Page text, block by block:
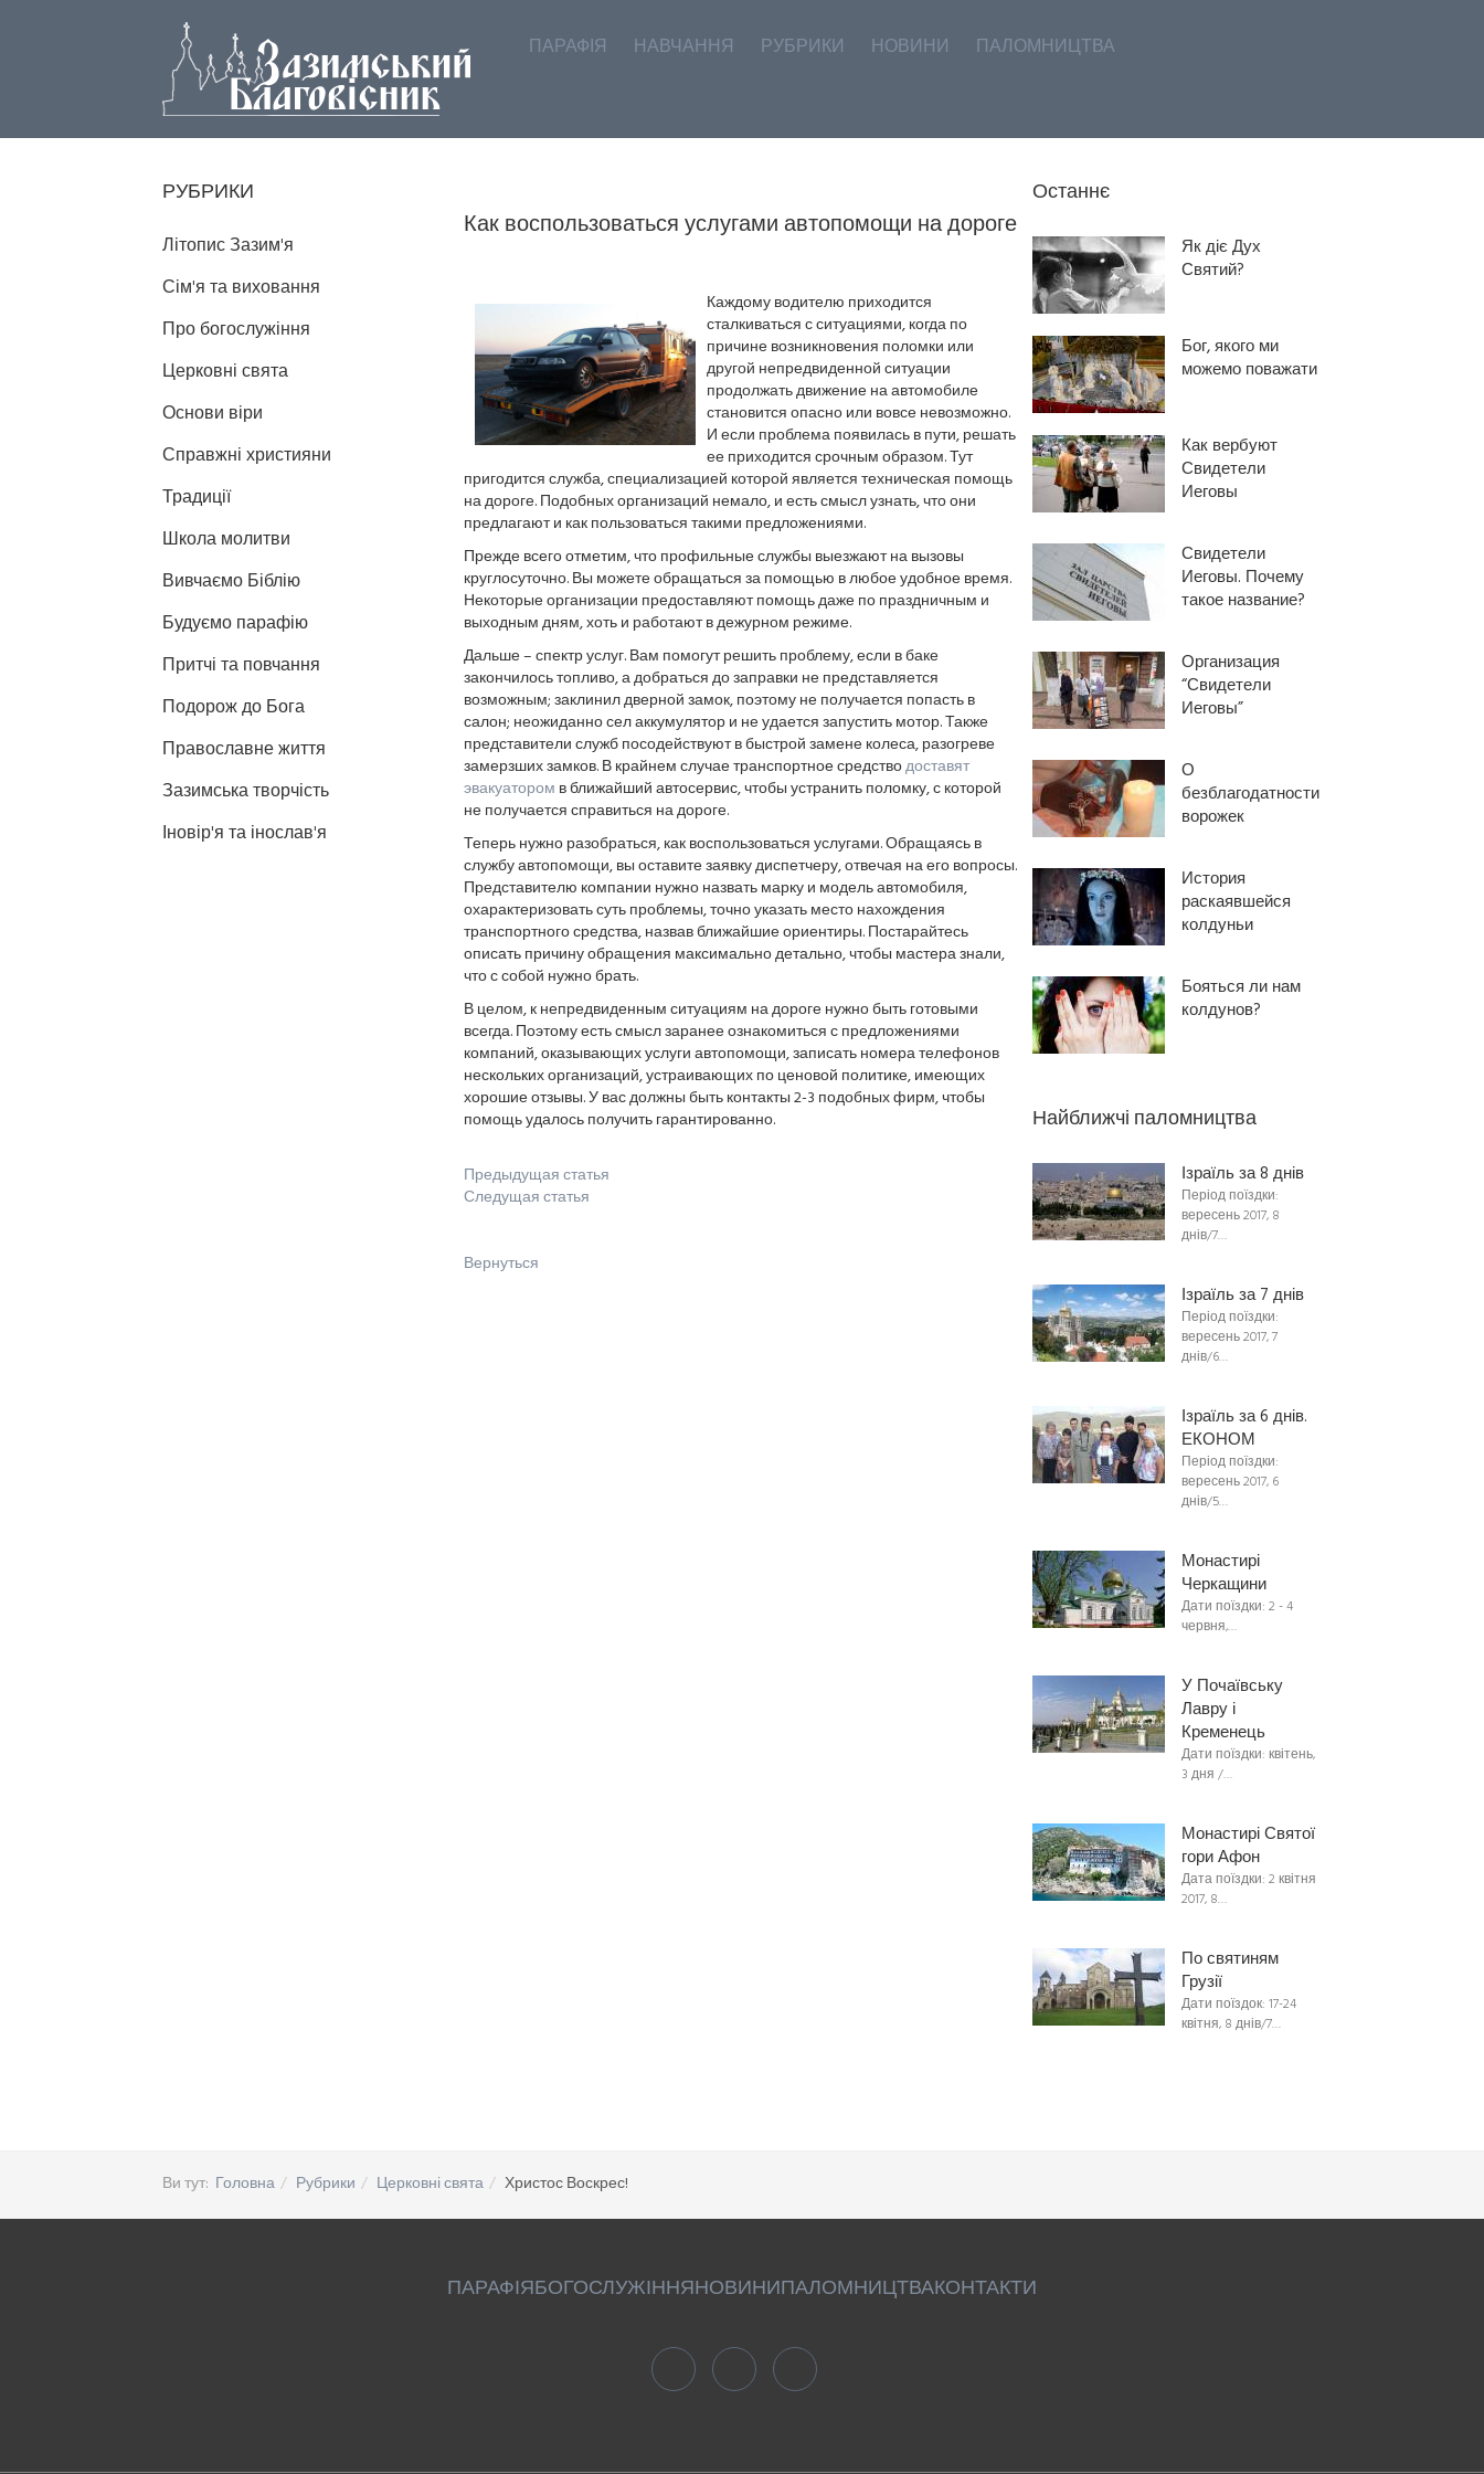
ПАРАФІЯ НАВЧАННЯ РУБРИКИ НОВИНИ ПАЛОМНИЦТВА
Как воспользоваться услугами автопомощи на дороге
Каждому водителю приходится
сталкиваться с ситуациями, когда по
причине возникновения поломки или
другой непредвиденной ситуации
продолжать движение на автомобиле
становится опасно или вовсе невозможно.
И если проблема появилась в пути, решать
ее приходится срочным образом. Тут
пригодится служба, специализацией которой является техническая помощь
на дороге. Подобных организаций немало, и есть смысл узнать, что они
предлагают и как пользоваться такими предложениями.
Прежде всего отметим, что профильные службы выезжают на вызовы
круглосуточно. Вы можете обращаться за помощью в любое удобное время.
Некоторые организации предоставляют помощь даже по праздничным и
выходным дням, хоть и работают в дежурном режиме.
Дальше – спектр услуг. Вам помогут решить проблему, если в баке
закончилось топливо, а добраться до заправки не представляется
возможным; заклинил дверной замок, поэтому не получается попасть в
салон; неожиданно сел аккумулятор и не удается запустить мотор. Также
представители служб посодействуют в быстрой замене колеса, разогреве
замерзших замков. В крайнем случае транспортное средстводоставят
эвакуатором в ближайший автосервис, чтобы устранить поломку, с которой
не получается справиться на дороге.
Теперь нужно разобраться, как воспользоваться услугами. Обращаясь в
службу автопомощи, вы оставите заявку диспетчеру, отвечая на его вопросы.
Представителю компании нужно назвать марку и модель автомобиля,
охарактеризовать суть проблемы, точно указать место нахождения
транспортного средства, назвав ближайшие ориентиры. Постарайтесь
описать причину обращения максимально детально, чтобы мастера знали,
что с собой нужно брать.
В целом, к непредвиденным ситуациям на дороге нужно быть готовыми
всегда. Поэтому есть смысл заранее ознакомиться с предложениями
компаний, оказывающих услуги автопомощи, записать номера телефонов
нескольких организаций, устраивающих по ценовой политике, имеющих
хорошие отзывы. У вас должны быть контакты 2-3 подобных фирм, чтобы
помощь удалось получить гарантированно.
Предыдущая статья
Следущая статья
Вернуться
РУБРИКИ
Літопис Зазим'я
Сім'я та виховання
Про богослужіння
Церковні свята
Основи віри
Справжні християни
Традиції
Школа молитви
Вивчаємо Біблію
Будуємо парафію
Притчі та повчання
Подорож до Бога
Православне життя
Зазимська творчість
Іновір'я та інослав'я
Останнє
Як діє Дух
Святий?
Бог, якого ми
можемо поважати
Как вербуют
Свидетели
Иеговы
Свидетели
Иеговы. Почему
такое название?
Организация
“Свидетели
Иеговы”
О
безблагодатности
ворожек
История
раскаявшейся
колдуньи
Бояться ли нам
колдунов?
Найближчі паломництва
Ізраїль за 8 днів
Період поїздки:
вересень 2017, 8
днів/7…
Ізраїль за 7 днів
Період поїздки:
вересень 2017, 7
днів/6…
Ізраїль за 6 днів.
ЕКОНОМ
Період поїздки:
вересень 2017, 6
днів/5…
Монастирі
Черкащини
Дати поїздки: 2 - 4
червня,…
У Почаївську
Лавру і
Кременець
Дати поїздки: квітень,
3 дня /…
Монастирі Святої
гори Афон
Дата поїздки: 2 квітня
2017, 8…
По святиням
Грузії
Дати поїздок: 17-24
квітня, 8 днів/7…
Ви тут: Головна Рубрики Церковні свята Христос Воскрес!
ПАРАФІЯБОГОСЛУЖІННЯНОВИНИПАЛОМНИЦТВАКОНТАКТИ